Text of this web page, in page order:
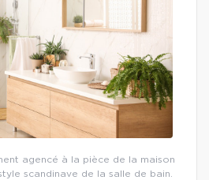
agencé à la pièce de la maison
scandinave de la salle de bain.